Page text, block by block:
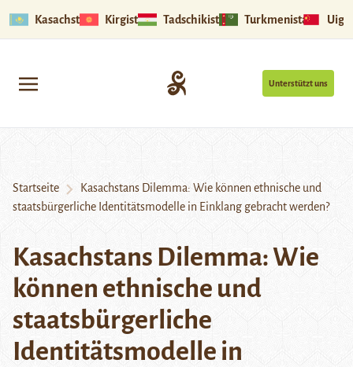
Kasachstan Kirgistan Tadschikistan Turkmenistan
Unterstützt uns
Startseite
Kasachstans Dilemma: Wie können ethnische und
staatsbürgerliche Identitätsmodelle in Einklang gebracht werden?
Kasachstans Dilemma: Wie
können ethnische und
staatsbürgerliche
Identitätsmodelle in